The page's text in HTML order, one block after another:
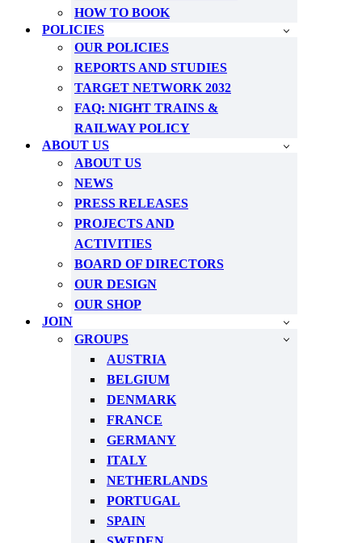
HOW TO BOOK
POLICIES
OUR POLICIES
REPORTS AND STUDIES
TARGET NETWORK 2032
FAQ: NIGHT TRAINS &
RAILWAY POLICY
ABOUT US
ABOUT US
NEWS
PRESS RELEASES
PROJECTS AND
ACTIVITIES
BOARD OF DIRECTORS
OUR DESIGN
OUR SHOP
JOIN
GROUPS
AUSTRIA
BELGIUM
DENMARK
FRANCE
GERMANY
ITALY
NETHERLANDS
PORTUGAL
SPAIN